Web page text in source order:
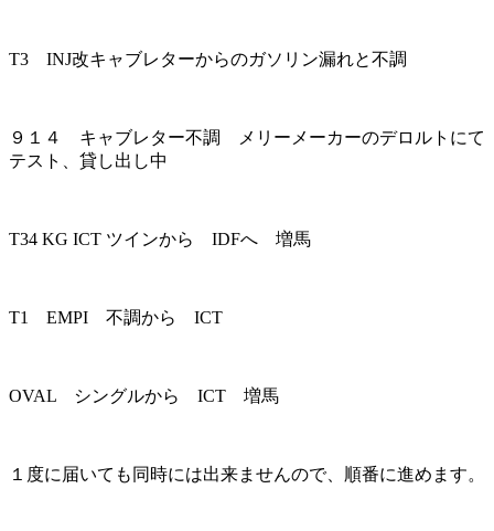
T3 INJ改キャブレターからのガソリン漏れと不調
９１４ キャブレター不調 メリーメーカーのデロルトにて
テスト、貸し出し中
T34 KG ICT ツインから IDFへ 増馬
T1 EMPI 不調から ICT
OVAL シングルから ICT 増馬
１度に届いても同時には出来ませんので、順番に進めます。